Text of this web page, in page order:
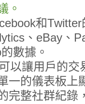
。
和Twitter
、eBay、
數據。
以讓用戶的交
一的儀表板上
完整社群紀錄